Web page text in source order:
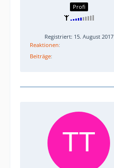
Profi
Registriert: 15. August 2017
Reaktionen
Beiträge